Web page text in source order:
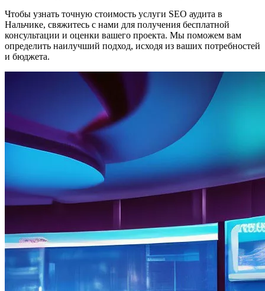
Чтобы узнать точную стоимость услуги SEO аудита в
Нальчике, свяжитесь с нами для получения бесплатной
консультации и оценки вашего проекта. Мы поможем вам
определить наилучший подход, исходя из ваших потребностей
и бюджета.